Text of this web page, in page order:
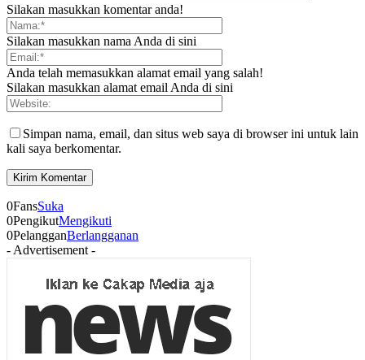
Silakan masukkan komentar anda!
Silakan masukkan nama Anda di sini
Anda telah memasukkan alamat email yang salah!
Silakan masukkan alamat email Anda di sini
Simpan nama, email, dan situs web saya di browser ini untuk lain
kali saya berkomentar.
0FansSuka
0PengikutMengikuti
0PelangganBerlangganan
- Advertisement -